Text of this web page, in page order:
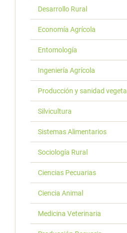
Desarrollo Rural
Economía Agrícola
Entomología
Ingeniería Agrícola
Producción y sanidad vegetal
Silvicultura
Sistemas Alimentarios
Sociología Rural
Ciencias Pecuarias
Ciencia Animal
Medicina Veterinaria